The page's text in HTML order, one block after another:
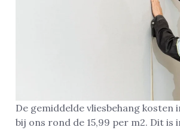
De gemiddelde vliesbehang kosten
bij ons rond de 15,99 per m2. Dit is